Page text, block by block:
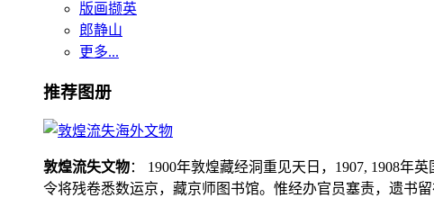
版画撷英
郎静山
更多...
推荐图册
敦煌流失文物： 1900年敦煌藏经洞重见天日，1907, 1908年
令将残卷悉数运京，藏京师图书馆。惟经办官员塞责，遗书